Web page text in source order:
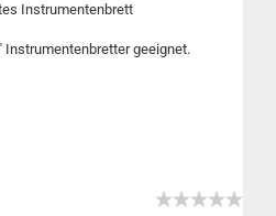
Instrumentenbrett
Instrumentenbretter geeignet.